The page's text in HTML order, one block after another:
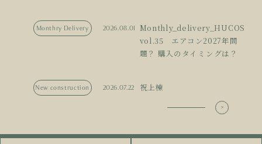
Monthry Delivery 2026.08.01
Monthly_delivery_HUCOS
vol.35 エアコン2027年問
題？ 購入のタイミングは？
New construction 2026.07.22 祝上棟